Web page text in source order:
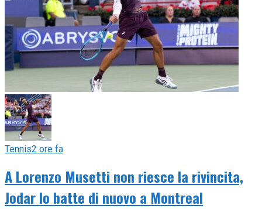
Tennis2 ore fa
A Lorenzo Musetti non riesce la rivincita,
Jodar lo batte di nuovo a Montreal